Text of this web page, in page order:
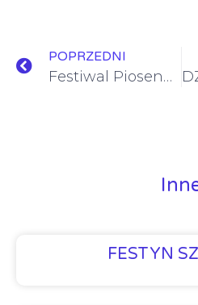
POPRZEDNI
Festiwal Piosenki Dziecięcej
FESTYN